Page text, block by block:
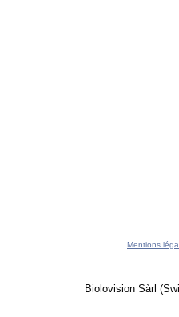
Mentions
Biolovision Sàrl